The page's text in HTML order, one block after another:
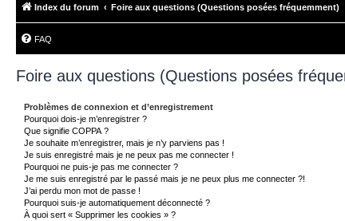
Index du forum Foire aux questions (Questions posées fréquemment)
FAQ
Foire aux questions (Questions posées
Problèmes de connexion et d’enregistrement
Pourquoi dois-je m’enregistrer ?
Que signifie COPPA ?
Je souhaite m’enregistrer, mais je n’y parviens pas !
Je suis enregistré mais je ne peux pas me connecter !
Pourquoi ne puis-je pas me connecter ?
Je me suis enregistré par le passé mais je ne peux plus me connecter ?!
J’ai perdu mon mot de passe !
Pourquoi suis-je automatiquement déconnecté ?
À quoi sert « Supprimer les cookies » ?